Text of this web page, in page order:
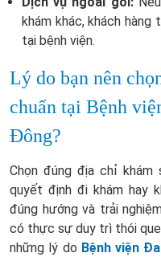
khám khác, khách hàng
tại bệnh viện.
Lý do bạn nên
chuẩn tại Bệnh
Đông?
Chọn đúng địa chỉ
quyết định đi khám hay
đúng hướng và trải
có thực sự duy trì thói
những lý do Bệnh viện